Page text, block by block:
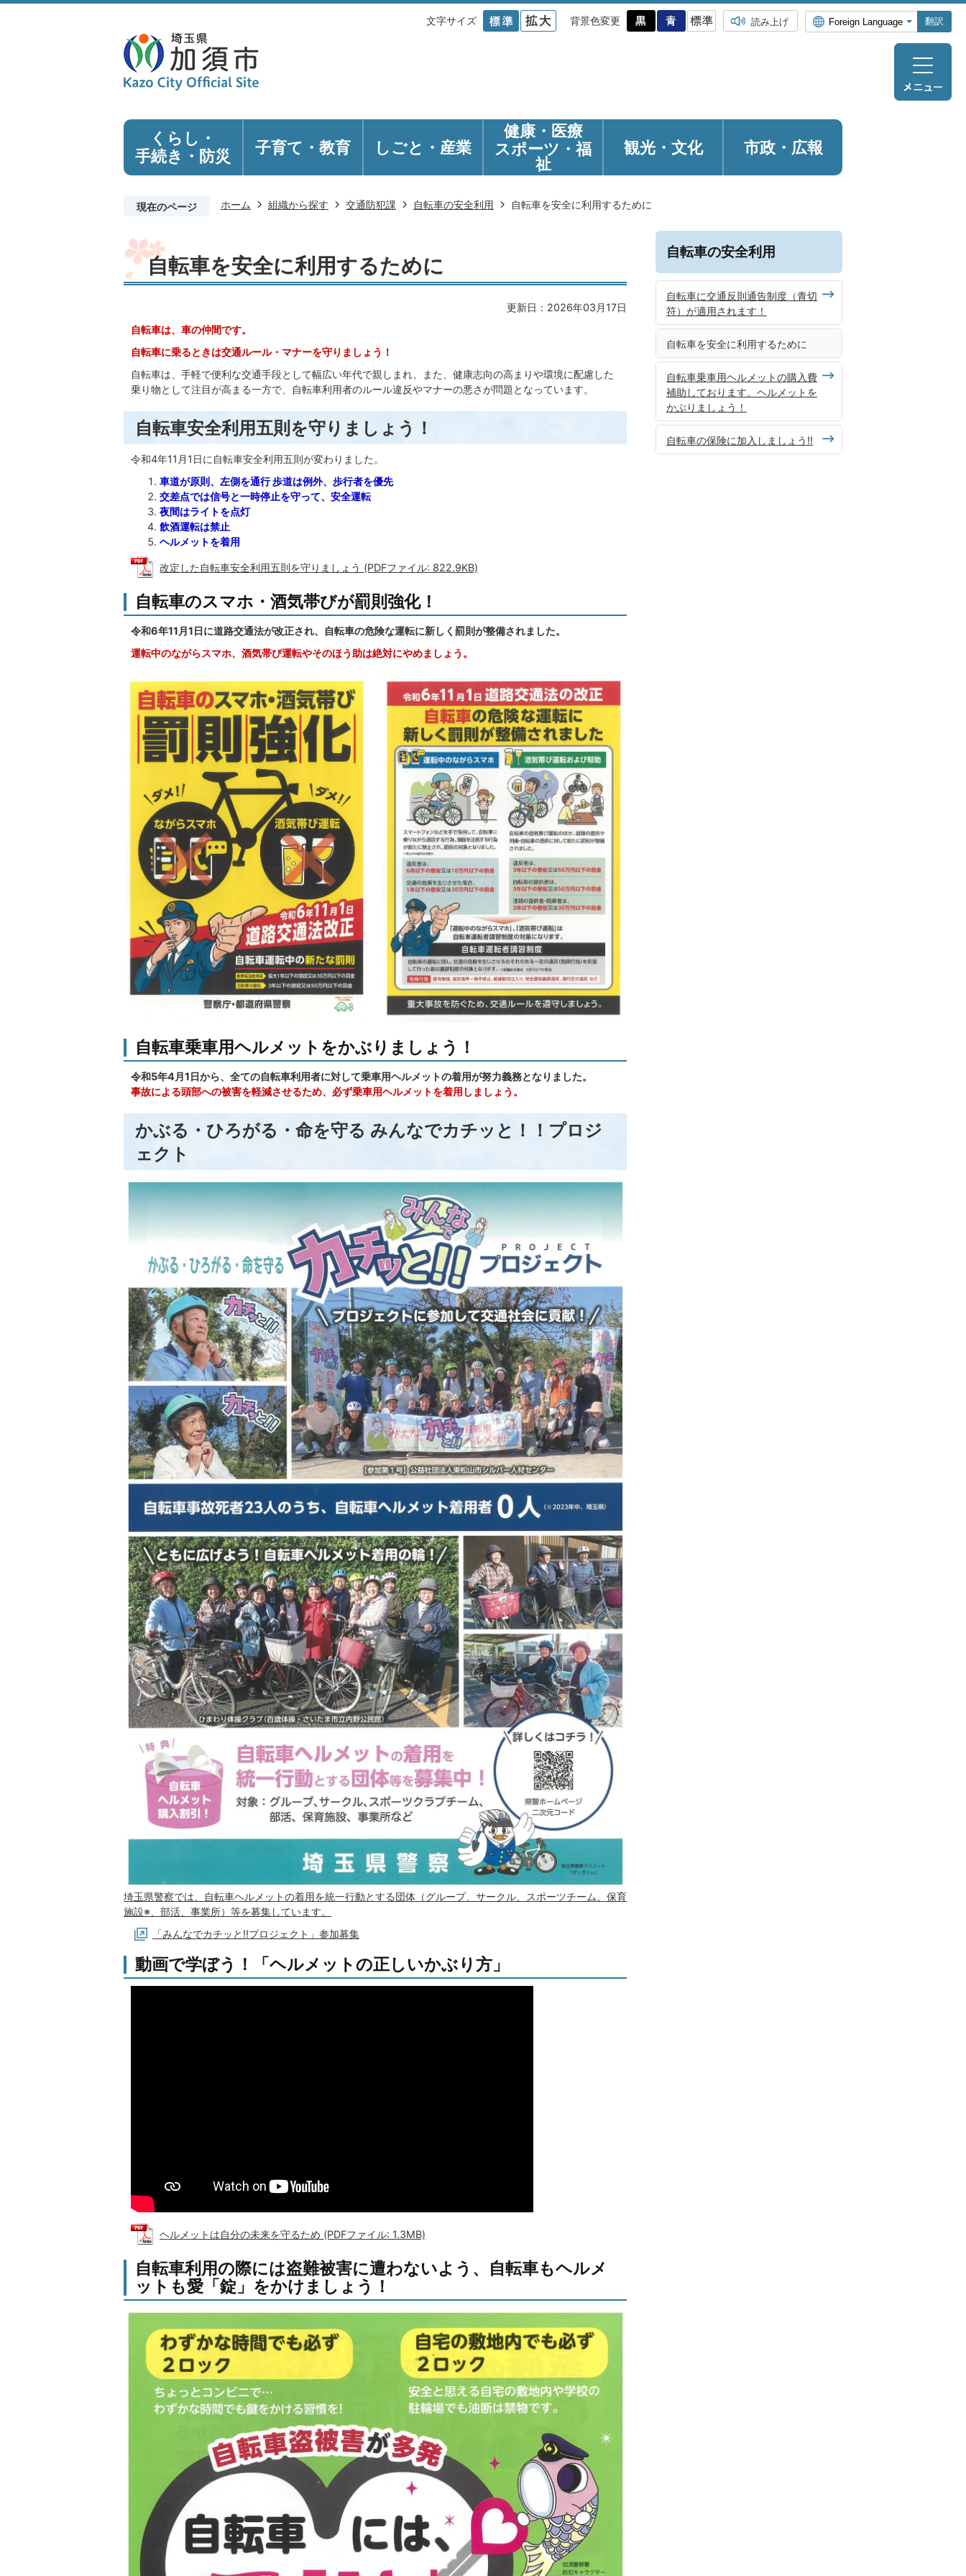
文字サイズ 背景色変更 読み上げ 翻訳
くらし・
手続き ・防災 子育て・教育 しごと・産業
健康・医療
スポーツ・福
祉
観光・ 文化 市政・広報
現在のページ ホーム 組織から探す 交通防犯課 自転車の安全利用 自転車を安全に利用するために
自転車を安全に利用するために
更新日：2026年03月17日
自転車は、車の仲間です。
自転車に乗るときは交通ルール・マナーを守りましょう！
自転車は、手軽で便利な交通手段として幅広い年代で親しまれ、また、健康志向の高まりや環境に配慮した
乗り物として注目が高まる一方で、自転車利用者のルール違反やマナーの悪さが問題となっています。
自転車安全利用五則を守りましょう！
令和4年11月1日に自転車安全利用五則が変わりました。
車道が原則、左側を通行 歩道は例外、歩行者を優先
交差点では信号と一時停止を守って、安全運転
夜間はライトを点灯
飲酒運転は禁止
ヘルメットを着用
改定した自転車安全利用五則を守りましょう (PDFファイル: 822.9KB)
自転車のスマホ・酒気帯びが罰則強化！
令和6年11月1日に道路交通法が改正され、自転車の危険な運転に新しく罰則が整備されました。
運転中のながらスマホ、酒気帯び運転やそのほう助は絶対にやめましょう。
自転車乗車用ヘルメットをかぶりましょう！
令和5年4月1日から、全ての自転車利用者に対して乗車用ヘルメットの着用が努力義務となりました。
事故による頭部への被害を軽減させるため、必ず乗車用ヘルメットを着用しましょう。
かぶる・ひろがる・命を守る みんなでカチッと！！プロジ
ェクト
埼玉県警察では、自転車ヘルメットの着用を統一行動とする団体（グループ、サークル、スポーツチーム、保育
施設※、部活、事業所）等を募集しています。
「みんなでカチッと‼プロジェクト」参加募集
動画で学ぼう！「ヘルメットの正しいかぶり方」
ヘルメットは自分の未来を守るため (PDFファイル: 1.3MB)
自転車利用の際には盗難被害に遭わないよう、自転車もヘルメ
ットも愛「錠」をかけましょう！
自転車の安全利用
自転車に交通反則通告制度（青切
符）が適用されます！
自転車を安全に利用するために
自転車乗車用ヘルメットの購入費
補助しております。ヘルメットを
かぶりましょう！
自転車の保険に加入しましょう!!